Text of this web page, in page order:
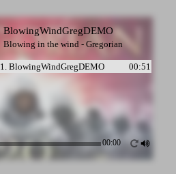
BlowingWindGregDEMO
Blowing in the wind - Gregorian
1. BlowingWindGregDEMO 00:51
00:00